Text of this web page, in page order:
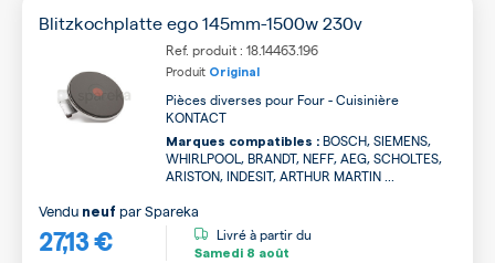
Blitzkochplatte ego 145mm-1500w 230v
Ref. produit : 18.14463.196
Produit Original
Pièces diverses pour Four - Cuisinière
KONTACT
Marques compatibles : BOSCH, SIEMENS,
WHIRLPOOL, BRANDT, NEFF, AEG, SCHOLTES,
ARISTON, INDESIT, ARTHUR MARTIN ...
27,13 €
Vendu neuf parSpareka
Livré à partir du
Samedi 8 août